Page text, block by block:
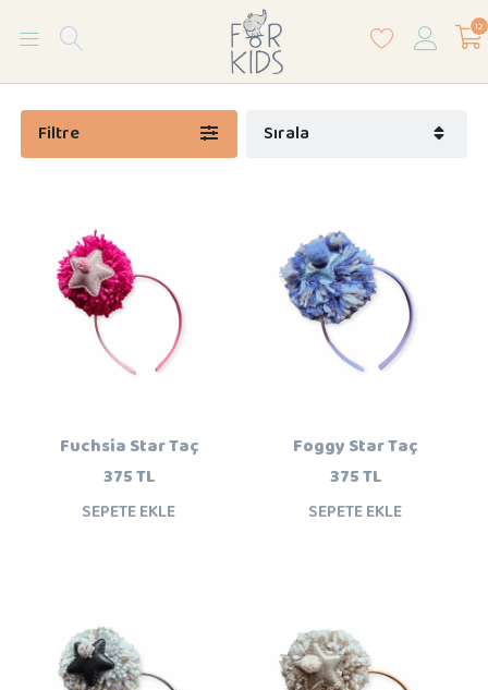
12
Filtre Sırala
Fuchsia Star Taç
375 TL
SEPETE EKLE
Foggy Star Taç
375 TL
SEPETE EKLE